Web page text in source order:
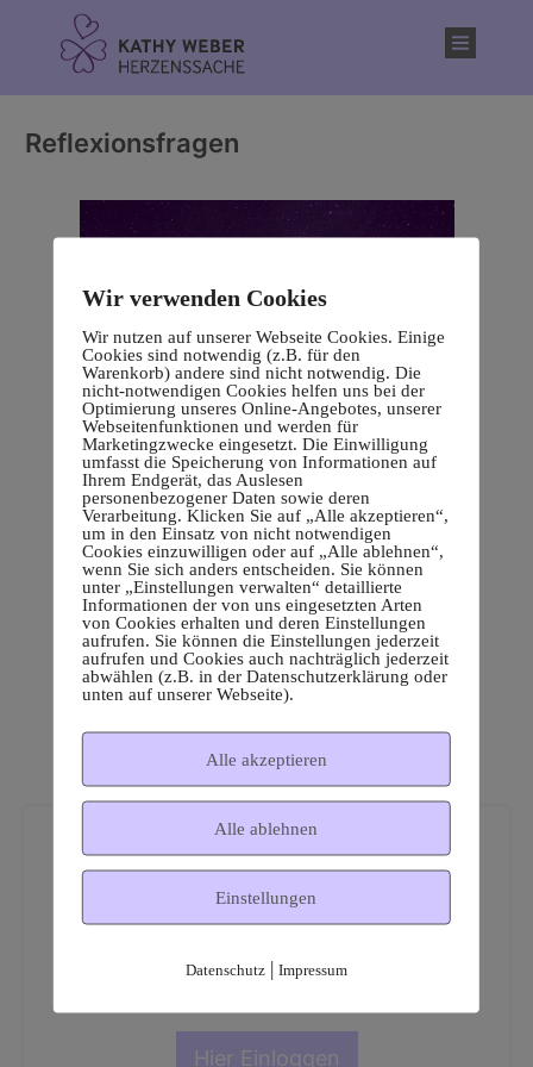
Reflexionsfragen
Dies ist ein geschützter
Mitgliederbereich!
Hier Einloggen
Wir verwenden Cookies
Wir nutzen auf unserer Webseite Cookies. Einige
Cookies sind notwendig (z.B. für den
Warenkorb) andere sind nicht notwendig. Die
nicht-notwendigen Cookies helfen uns bei der
Optimierung unseres Online-Angebotes, unserer
Webseitenfunktionen und werden für
Marketingzwecke eingesetzt. Die Einwilligung
umfasst die Speicherung von Informationen auf
Ihrem Endgerät, das Auslesen
personenbezogener Daten sowie deren
Verarbeitung. Klicken Sie auf „Alle akzeptieren“,
um in den Einsatz von nicht notwendigen
Cookies einzuwilligen oder auf „Alle ablehnen“,
wenn Sie sich anders entscheiden. Sie können
unter „Einstellungen verwalten“ detaillierte
Informationen der von uns eingesetzten Arten
von Cookies erhalten und deren Einstellungen
aufrufen. Sie können die Einstellungen jederzeit
aufrufen und Cookies auch nachträglich jederzeit
abwählen (z.B. in der Datenschutzerklärung oder
unten auf unserer Webseite).
Alle akzeptieren
Alle ablehnen
Einstellungen
Datenschutz| Impressum